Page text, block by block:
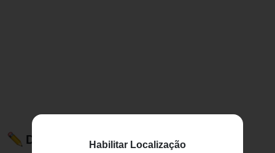
Habilitar Localização
Descrição do Produto